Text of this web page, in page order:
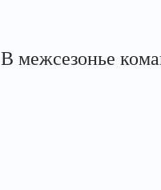
В межсезонье